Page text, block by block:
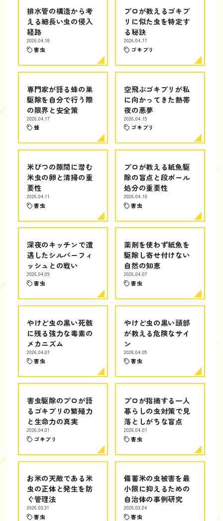
排水管の構造から考
える細長い虫の侵入
経路
2026.04.18
害虫
プロが教えるゴキブ
リに似た虫を特定す
る秘訣
2026.04.17
ゴキブリ
専門家が語る蜂の巣
駆除を自分で行う際
の限界と安全策
2026.04.17
蜂
空飛ぶゴキブリが私
に向かってきた熱帯
夜の悪夢
2026.04.15
ゴキブリ
米びつの隙間に潜む
米虫の卵と清掃の重
要性
2026.04.11
害虫
プロが教える紙魚駆
除の盲点と段ボール
処分の重要性
2026.04.10
害虫
深夜のキッチンで遭
遇したシルバーフィ
ッシュとの戦い
2026.04.09
害虫
薬剤を使わず紙魚を
駆除し寄せ付けない
自然の知恵
2026.04.07
害虫
やけど虫の黒い死骸
に残る強力な毒素の
メカニズム
2026.04.07
害虫
やけど虫の黒い頭部
が教える危険なサイ
ン
2026.04.05
害虫
害虫駆除のプロが語
るゴキブリの繁殖力
と生命力の真実
2026.04.01
ゴキブリ
プロが指摘する一人
暮らしの虫対策で見
落としがちな盲点
2026.04.01
害虫
お米の天敵である米
虫の正体と発生を防
ぐ管理法
2026.03.31
害虫
備蓄米の虫被害を最
小限に抑えるための
自治体の事例研究
2026.03.24
害虫